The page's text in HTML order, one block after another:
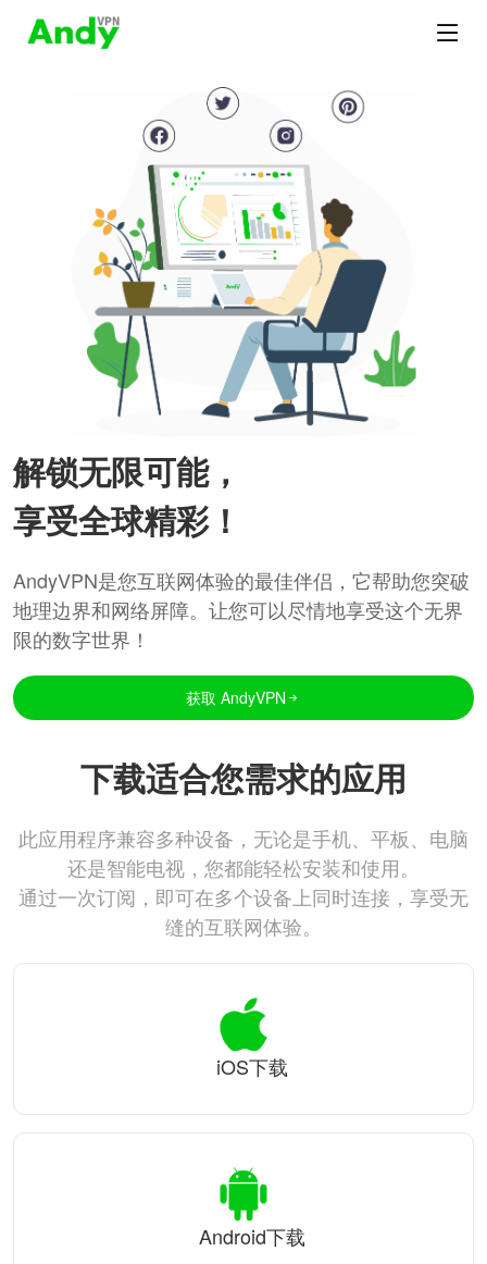
解锁无限可能，
享受全球精彩！
AndyVPN是您互联网体验的最佳伴侣，它帮助您突破
地理边界和网络屏障。让您可以尽情地享受这个无界
限的数字世界！
获取 AndyVPN
下载适合您需求的应用
此应用程序兼容多种设备，无论是手机、平板、电脑
还是智能电视，您都能轻松安装和使用。
通过一次订阅，即可在多个设备上同时连接，享受无
缝的互联网体验。
iOS下载
Android下载